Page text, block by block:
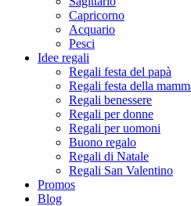
Capricorno
Acquario
Pesci
Idee regali
Regali festa del papà
Regali festa della
Regali benessere
Regali per donne
Regali per uomoni
Buono regalo
Regali di Natale
Regali San Valentino
Promos
Blog